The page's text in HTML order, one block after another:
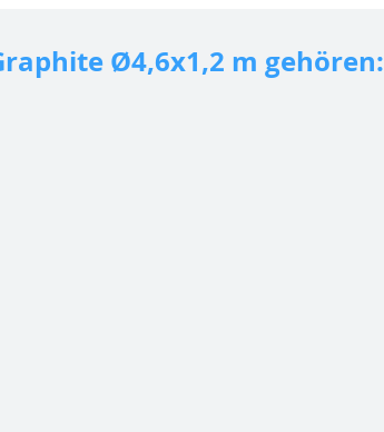
Ø4,6x1,2 m gehören: